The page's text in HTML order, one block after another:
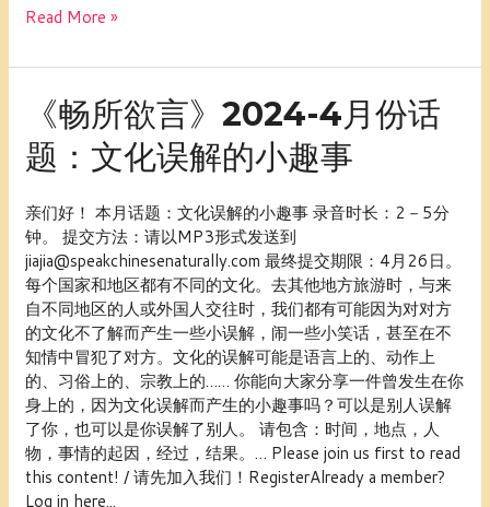
趣
Read More »
《畅所欲言》2024-4月份话
题：文化误解的小趣事
亲们好！ 本月话题：文化误解的小趣事 录音时长：2－5分
钟。 提交方法：请以MP3形式发送到
jiajia@speakchinesenaturally.com 最终提交期限：4月26日。
每个国家和地区都有不同的文化。去其他地方旅游时，与来
自不同地区的人或外国人交往时，我们都有可能因为对对方
的文化不了解而产生一些小误解，闹一些小笑话，甚至在不
知情中冒犯了对方。文化的误解可能是语言上的、动作上
的、习俗上的、宗教上的…… 你能向大家分享一件曾发生在你
身上的，因为文化误解而产生的小趣事吗？可以是别人误解
了你，也可以是你误解了别人。 请包含：时间，地点，人
物，事情的起因，经过，结果。… Please join us first to read
this content! / 请先加入我们！RegisterAlready a member?
Log in here...
《畅
欲
言》
2024-
4
月
份
话
题：
文
化
误
解
的
小
趣